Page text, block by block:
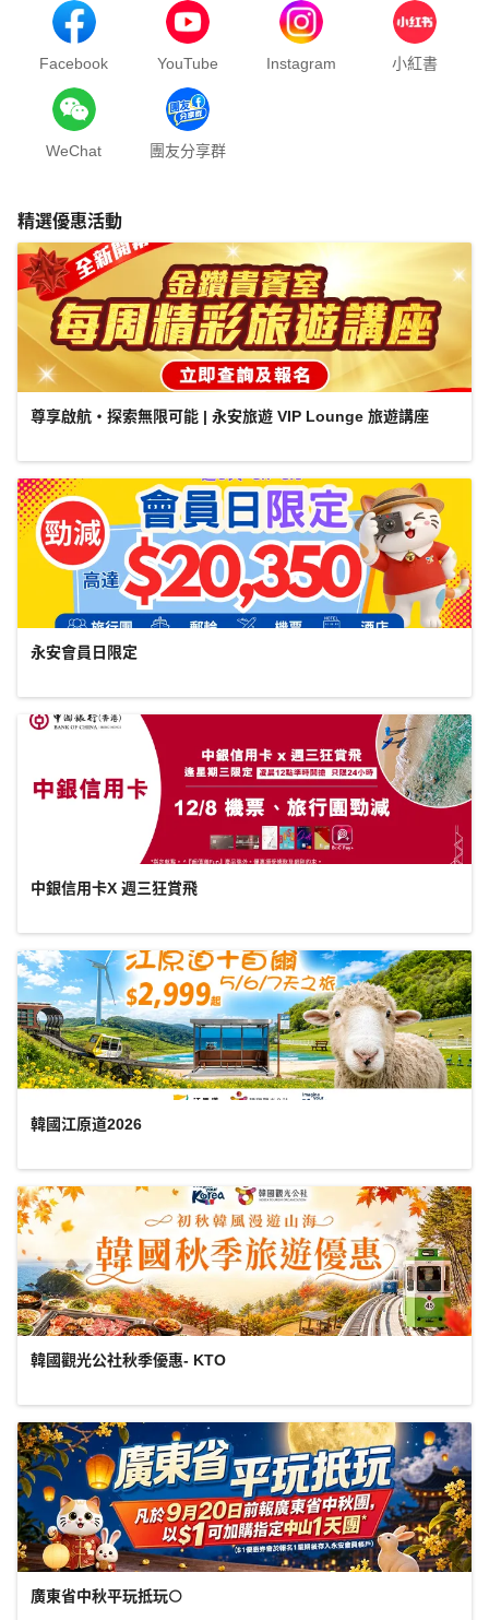
Facebook YouTube Instagram 小紅書
WeChat 團友分享群
精選優惠活動
尊享啟航・探索無限可能 | 永安旅遊 VIP Lounge 旅遊講座
永安會員日限定
中銀信用卡X 週三狂賞飛
韓國江原道2026
韓國觀光公社秋季優惠- KTO
廣東省中秋平玩抵玩🌕